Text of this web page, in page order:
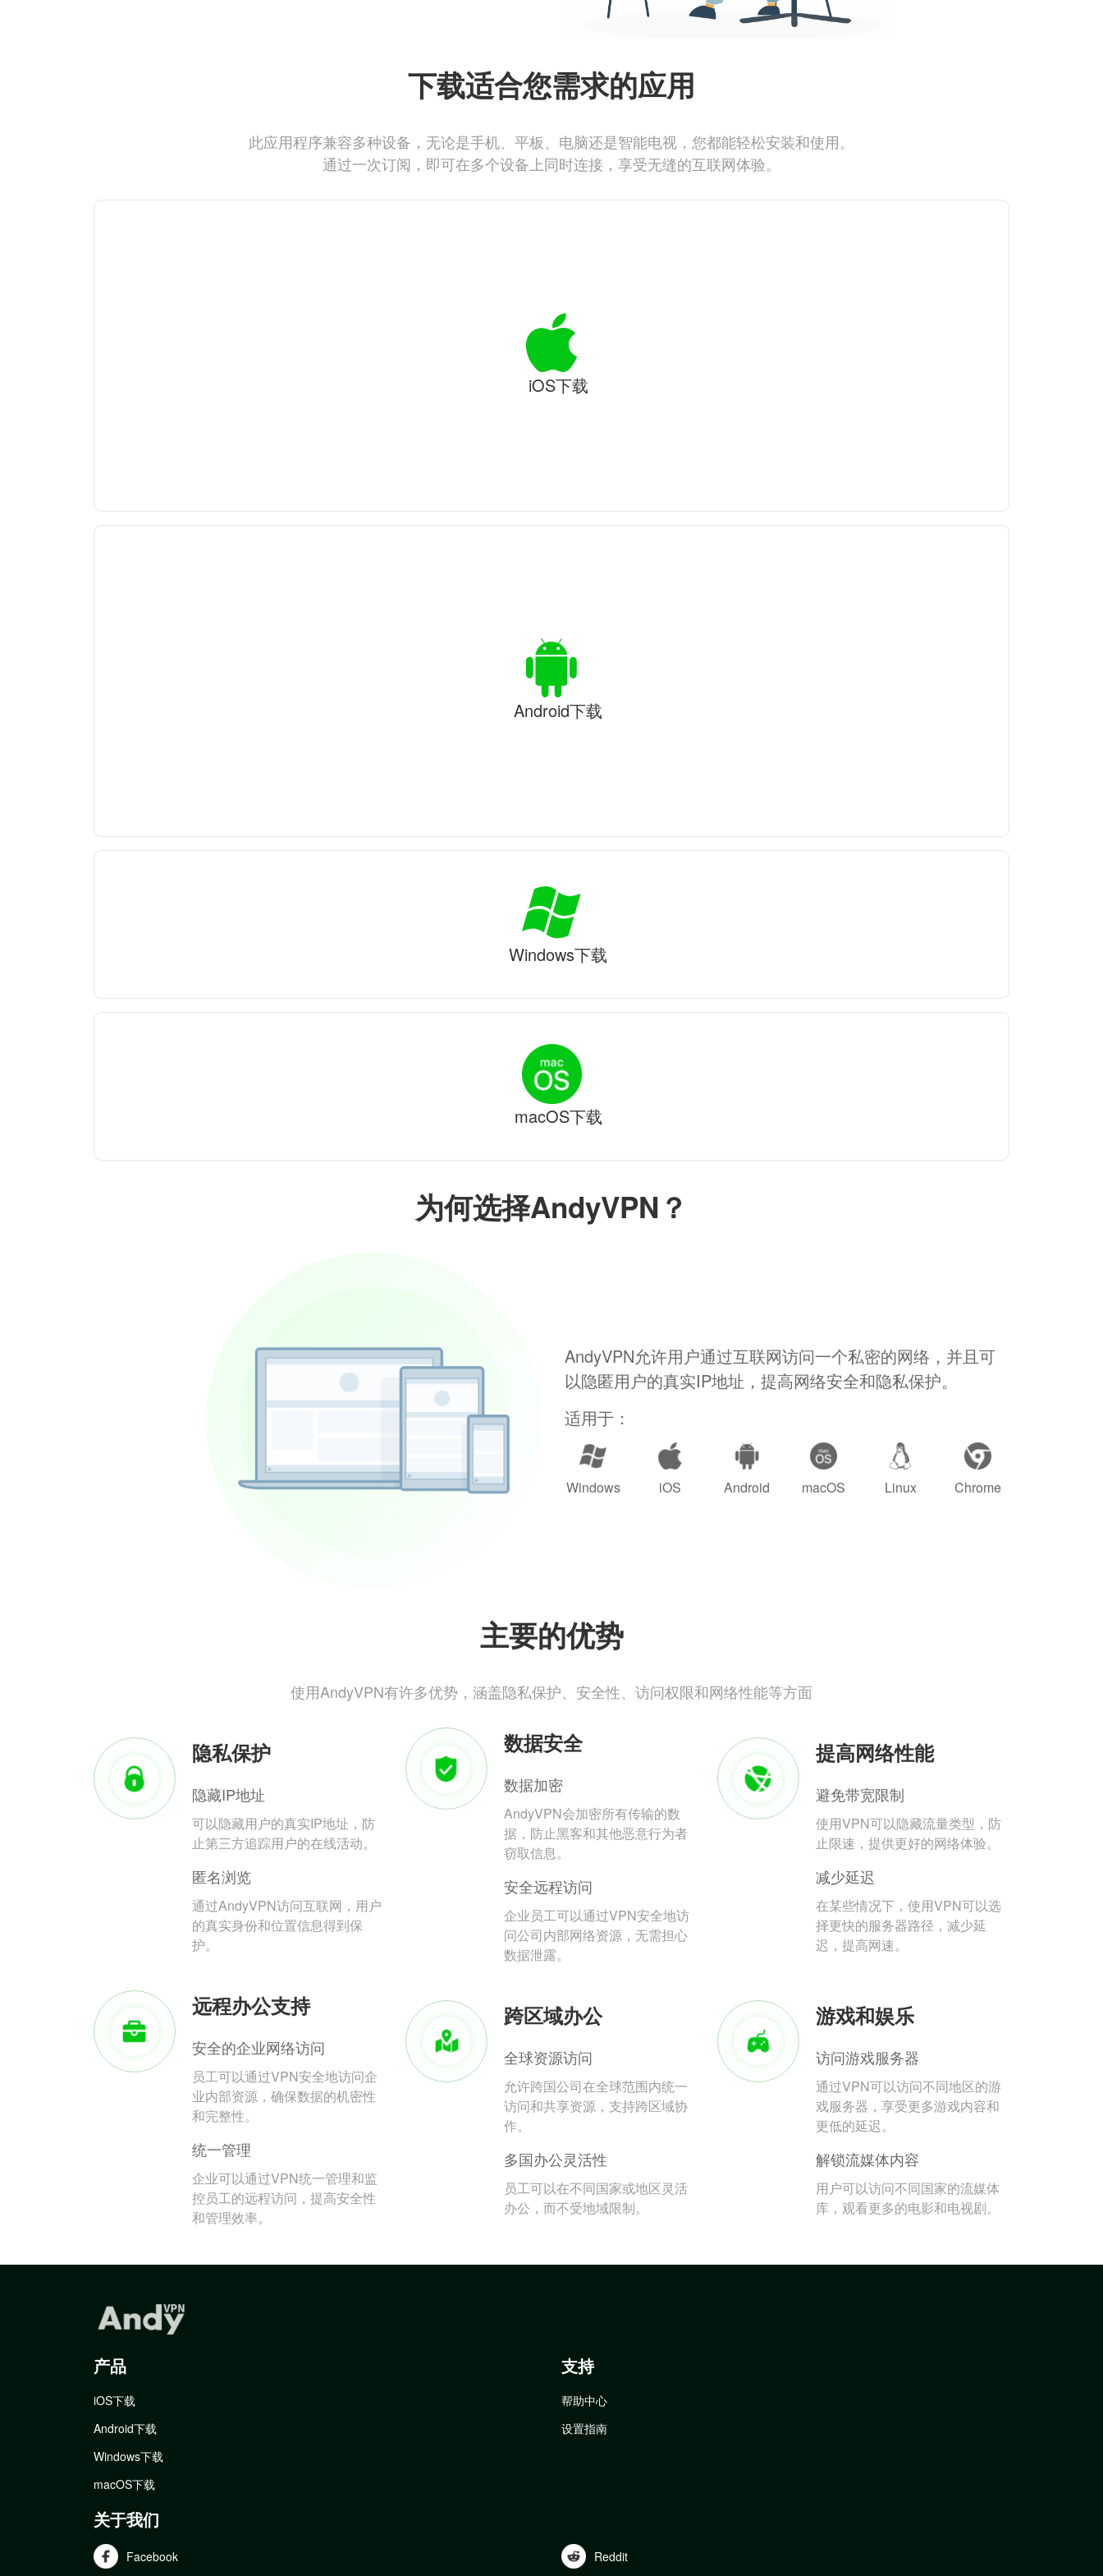
为何选择AndyVPN？
AndyVPN允许用户通过互联网访问一个私密的网络，并且可
以隐匿用户的真实IP地址，提高网络安全和隐私保护。
适用于：
Windows iOS Android macOS Linux Chrome
主要的优势
使用AndyVPN有许多优势，涵盖隐私保护、安全性、访问权限和网络性能等方面
隐私保护
隐藏IP地址
可以隐藏用户的真实IP地址，防
止第三方追踪用户的在线活动。
匿名浏览
通过AndyVPN访问互联网，用户
的真实身份和位置信息得到保
护。
数据安全
数据加密
AndyVPN会加密所有传输的数
据，防止黑客和其他恶意行为者
窃取信息。
安全远程访问
企业员工可以通过VPN安全地访
问公司内部网络资源，无需担心
数据泄露。
提高网络性能
避免带宽限制
使用VPN可以隐藏流量类型，防
止限速，提供更好的网络体验。
减少延迟
在某些情况下，使用VPN可以选
择更快的服务器路径，减少延
迟，提高网速。
远程办公支持
安全的企业网络访问
员工可以通过VPN安全地访问企
业内部资源，确保数据的机密性
和完整性。
统一管理
企业可以通过VPN统一管理和监
控员工的远程访问，提高安全性
和管理效率。
跨区域办公
全球资源访问
允许跨国公司在全球范围内统一
访问和共享资源，支持跨区域协
作。
多国办公灵活性
员工可以在不同国家或地区灵活
办公，而不受地域限制。
游戏和娱乐
访问游戏服务器
通过VPN可以访问不同地区的游
戏服务器，享受更多游戏内容和
更低的延迟。
解锁流媒体内容
用户可以访问不同国家的流媒体
库，观看更多的电影和电视剧。
下载适合您需求的应用
此应用程序兼容多种设备，无论是手机、平板、电脑还是智能电视，您都能轻松安装和使用。
通过一次订阅，即可在多个设备上同时连接，享受无缝的互联网体验。
iOS下载
Android下载
Windows下载
macOS下载
产品
iOS下载
Android下载
Windows下载
macOS下载
支持
帮助中心
设置指南
关于我们
Facebook Reddit